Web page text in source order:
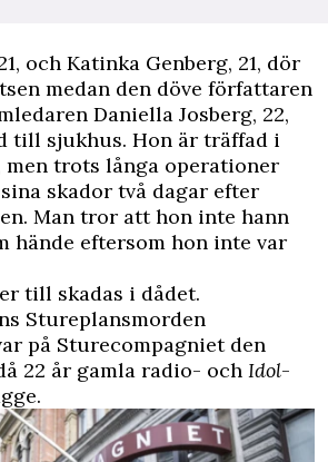
och Katinka Genberg, 21, dör
medan den döve författaren
Daniella Josberg, 22,
till sjukhus. Hon är träffad i
men trots långa operationer
skador två dagar efter
Man tror att hon inte hann
hände eftersom hon inte var
till skadas i dådet.
Stureplansmorden
på Sturecompagniet den
22 år gamla radio- och Idol-
.